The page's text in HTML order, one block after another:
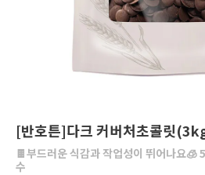
[반호튼]다크 커버처초콜릿
🍫부드러운 식감과 작업성이 뛰어나요🧊
수